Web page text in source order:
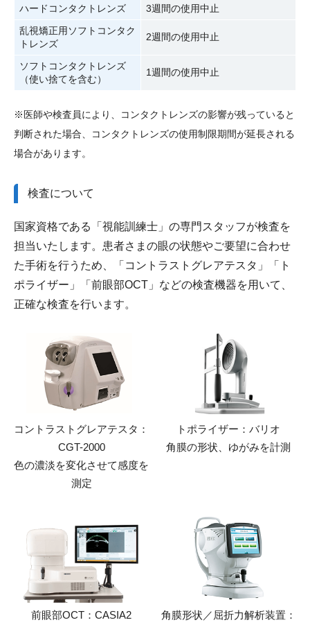
ハードコンタクトレンズ
3週間の使用中止
乱視矯正用ソフトコンタク
トレンズ
2週間の使用中止
ソフトコンタクトレンズ
（使い捨てを含む）
1週間の使用中止
※医師や検査員により、コンタクトレンズの影響が残っていると
判断された場合、コンタクトレンズの使用制限期間が延長される
場合があります。
検査について
国家資格である「視能訓練士」の専門スタッフが検査を
担当いたします。患者さまの眼の状態やご要望に合わせ
た手術を行うため、「コントラストグレアテスタ」「ト
ポライザー」「前眼部OCT」などの検査機器を用いて、
正確な検査を行います。
コントラストグレアテスタ：
CGT-2000
色の濃淡を変化させて感度を
測定
トポライザー：バリオ
角膜の形状、ゆがみを計測
前眼部OCT：CASIA2
角膜形状／屈折力解析装置：